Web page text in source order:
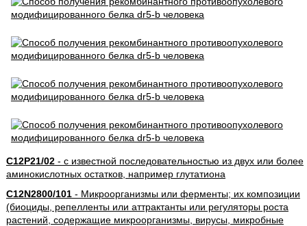
C12P21/02- с известной последовательностью из двух или более
аминокислотных остатков, например глутатиона
C12N2800/101- Микроорганизмы или ферменты; их композиции
(биоциды, репелленты или аттрактанты или регуляторы роста
растений, содержащие микроорганизмы, вирусы, микробные